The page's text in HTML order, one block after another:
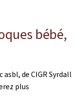
bébé,
de CIGR Syrdall
plus